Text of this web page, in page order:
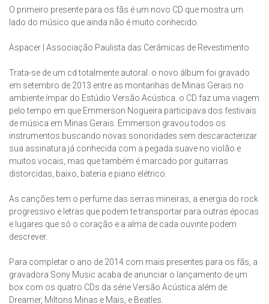
O primeiro presente para os fãs é um novo CD que mostra um
lado do músico que ainda não é muito conhecido.
Aspacer | Associação Paulista das Cerâmicas de Revestimento
Trata-se de um cd totalmente autoral. o novo álbum foi gravado
em setembro de 2013 entre as montanhas de Minas Gerais no
ambiente ímpar do Estúdio Versão Acústica. o CD faz uma viagem
pelo tempo em que Emmerson Nogueira participava dos festivais
de música em Minas Gerais. Emmerson gravou todos os
instrumentos buscando novas sonoridades sem descaracterizar
sua assinatura já conhecida com a pegada suave no violão e
muitos vocais, mas que também é marcado por guitarras
distorcidas, baixo, bateria e piano elétrico.
As canções tem o perfume das serras mineiras, a energia do rock
progressivo e letras que podem te transportar para outras épocas
e lugares que só o coração e a alma de cada ouvinte podem
descrever.
Para completar o ano de 2014 com mais presentes para os fãs, a
gravadora Sony Music acaba de anunciar o lançamento de um
box com os quatro CDs da série Versão Acústica além de
Dreamer, Miltons Minas e Mais, e Beatles.